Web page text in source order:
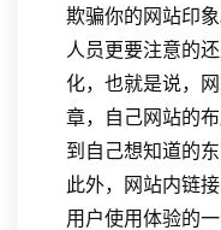
欺骗你的网站印
人员更要注意的
化，也就是说，
章，自己网站的
到自己想知道的东
此外，网站内链
用户使用体验的